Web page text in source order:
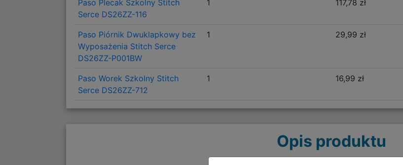
Paso Plecak Szkolny Stitch
Serce DS26ZZ-116
1 117,78 zł
Paso Piórnik Dwuklapkowy bez
Wyposażenia Stitch Serce
DS26ZZ-P001BW
1 29,99 zł
Paso Worek Szkolny Stitch
Serce DS26ZZ-712
1 16,99 zł
Opis produktu